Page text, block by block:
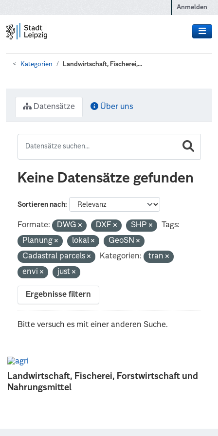
Anmelden
Kategorien Landwirtschaft, Fischerei,...
Landwirtschaft, Fischerei, Forstwirtschaft und
Nahrungsmittel
Datensätze Über uns
Keine Datensätze gefunden
Sortieren nach
Formate: DWG DXF SHP
Tags:
Planung
lokal
GeoSN
Cadastral parcels
Kategorien:
tran
envi
just
Ergebnisse filtern
Bitte versuch es mit einer anderen Suche.